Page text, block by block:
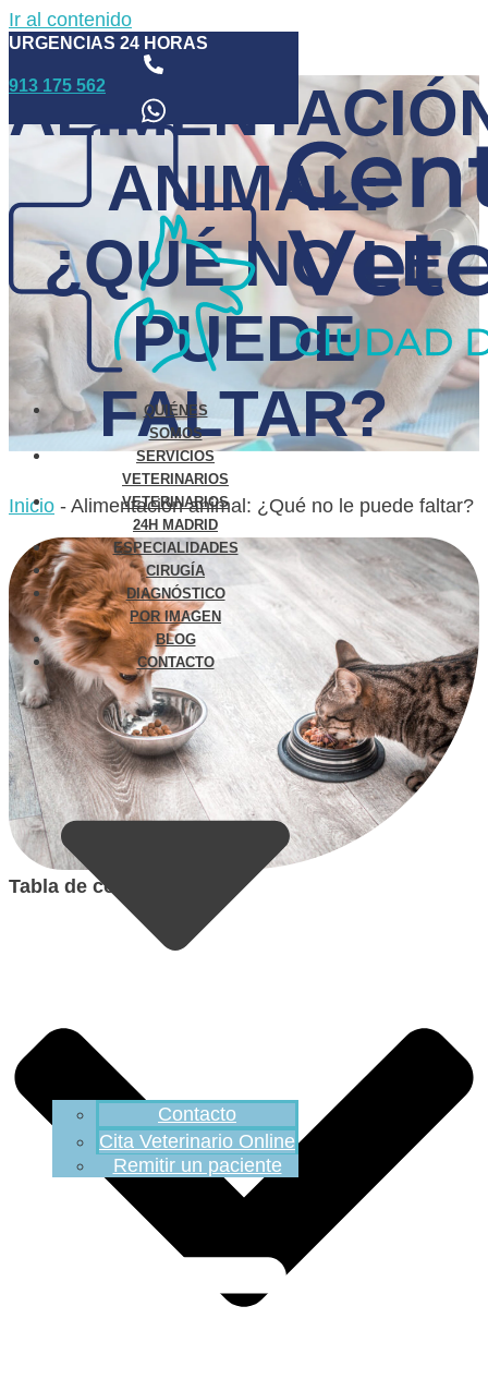
Ir al contenido
URGENCIAS 24 HORAS
913 175 562
QUIÉNES
SOMOS
SERVICIOS
VETERINARIOS
VETERINARIOS
24H MADRID
ESPECIALIDADES
CIRUGÍA
DIAGNÓSTICO
POR IMAGEN
BLOG
CONTACTO
Contacto
Cita Veterinario Online
Remitir un paciente
ANIMAL:
¿QUÉ NO LE
PUEDE
FALTAR?
Inicio - Alimentación animal: ¿Qué no le puede faltar?
Tabla de contenidos